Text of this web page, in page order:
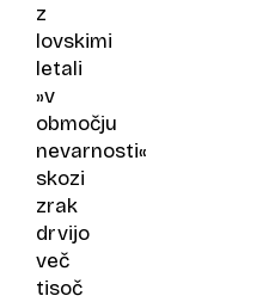
z
lovskimi
letali
»v
območju
nevarnosti«
skozi
zrak
drvijo
več
tisoč